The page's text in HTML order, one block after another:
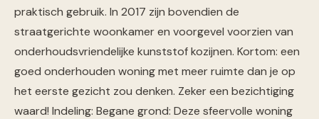
praktisch gebruik. In 2017 zijn bovendien de
straatgerichte woonkamer en voorgevel voorzien van
onderhoudsvriendelijke kunststof kozijnen. Kortom: een
goed onderhouden woning met meer ruimte dan je op
het eerste gezicht zou denken. Zeker een bezichtiging
waard! Indeling: Begane grond: Deze sfeervolle woning